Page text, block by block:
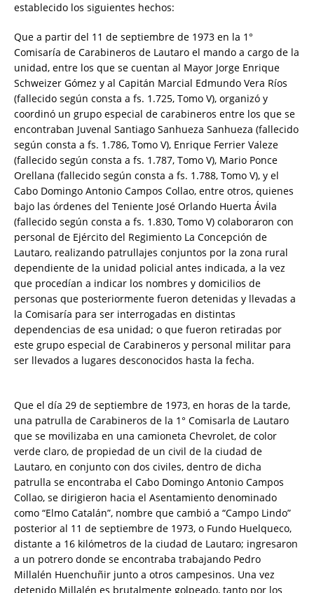
establecido los siguientes hechos:
Que a partir del 11 de septiembre de 1973 en la 1°
Comisaría de Carabineros de Lautaro el mando a cargo de la
unidad, entre los que se cuentan al Mayor Jorge Enrique
Schweizer Gómez y al Capitán Marcial Edmundo Vera Ríos
(fallecido según consta a fs. 1.725, Tomo V), organizó y
coordinó un grupo especial de carabineros entre los que se
encontraban Juvenal Santiago Sanhueza Sanhueza (fallecido
según consta a fs. 1.786, Tomo V), Enrique Ferrier Valeze
(fallecido según consta a fs. 1.787, Tomo V), Mario Ponce
Orellana (fallecido según consta a fs. 1.788, Tomo V), y el
Cabo Domingo Antonio Campos Collao, entre otros, quienes
bajo las órdenes del Teniente José Orlando Huerta Ávila
(fallecido según consta a fs. 1.830, Tomo V) colaboraron con
personal de Ejército del Regimiento La Concepción de
Lautaro, realizando patrullajes conjuntos por la zona rural
dependiente de la unidad policial antes indicada, a la vez
que procedían a indicar los nombres y domicilios de
personas que posteriormente fueron detenidas y llevadas a
la Comisaría para ser interrogadas en distintas
dependencias de esa unidad; o que fueron retiradas por
este grupo especial de Carabineros y personal militar para
ser llevados a lugares desconocidos hasta la fecha.
Que el día 29 de septiembre de 1973, en horas de la tarde,
una patrulla de Carabineros de la 1° Comisarla de Lautaro
que se movilizaba en una camioneta Chevrolet, de color
verde claro, de propiedad de un civil de la ciudad de
Lautaro, en conjunto con dos civiles, dentro de dicha
patrulla se encontraba el Cabo Domingo Antonio Campos
Collao, se dirigieron hacia el Asentamiento denominado
como “Elmo Catalán”, nombre que cambió a “Campo Lindo”
posterior al 11 de septiembre de 1973, o Fundo Huelqueco,
distante a 16 kilómetros de la ciudad de Lautaro; ingresaron
a un potrero donde se encontraba trabajando Pedro
Millalén Huenchuñir junto a otros campesinos. Una vez
detenido Millalén es brutalmente golpeado, tanto por los